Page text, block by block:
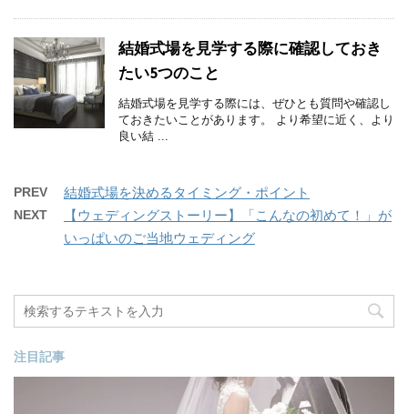
結婚式場を見学する際に確認しておき
たい5つのこと
結婚式場を見学する際には、ぜひとも質問や確認し
ておきたいことがあります。 より希望に近く、より
良い結 ...
PREV 結婚式場を決めるタイミング・ポイント
NEXT
【ウェディングストーリー】「こんなの初めて！」が
いっぱいのご当地ウェディング
注目記事